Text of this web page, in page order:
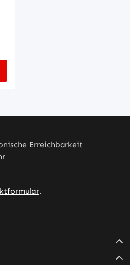
Erreichbarkeit
.
– öffnet in neuem Tab